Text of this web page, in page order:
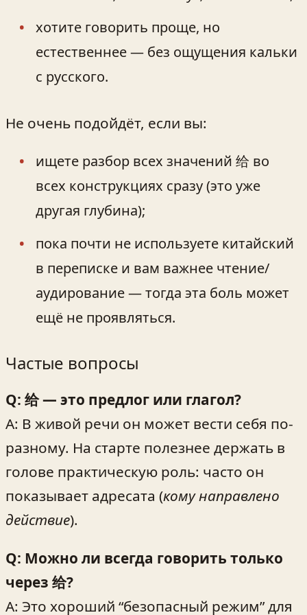
хотите говорить проще, но
естественнее — без ощущения кальки
с русского.
Не очень подойдёт, если вы:
ищете разбор всех значений 给 во
всех конструкциях сразу (это уже
другая глубина);
пока почти не используете китайский
в переписке и вам важнее чтение/
аудирование — тогда эта боль может
ещё не проявляться.
Частые вопросы
Q: 给 — это предлог или глагол?
A: В живой речи он может вести себя по-
разному. На старте полезнее держать в
голове практическую роль: часто он
показывает адресата (кому направлено
действие).
Q: Можно ли всегда говорить только
через 给?
A: Это хороший “безопасный режим” для